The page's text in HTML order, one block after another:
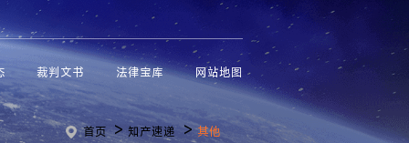
裁判文书 法律宝库 网站地图
首页 >知产速递 >其他